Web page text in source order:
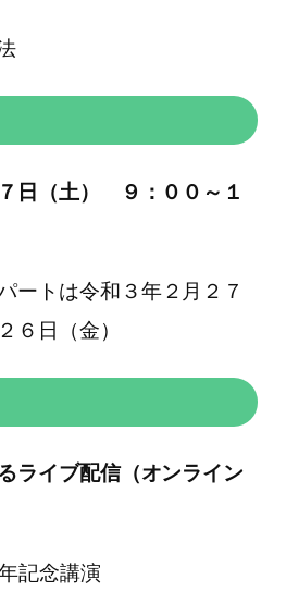
日（土） ９：００～１
ートは令和３年２月２７
６日（金）
ライブ配信（オンライン
周年記念講演